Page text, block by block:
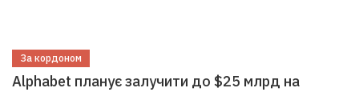
За кордоном
Alphabet планує залучити до $25 млрд на